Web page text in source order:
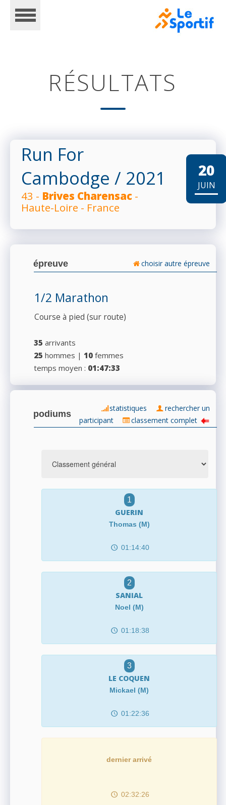
CALENDRIER
INSCRIPTIONS
RÉSULTATS
PLUS...
RÉSULTATS
Run For
Cambodge / 2021
43 - Brives Charensac -
Haute-Loire - France
20
JUIN
épreuve choisir autre épreuve
1/2 Marathon
Course à pied (sur route)
35 arrivants
25 hommes | 10 femmes
temps moyen : 01:47:33
podiums
statistiques
rechercher un
participant
classement complet
1
GUERIN
Thomas (M)
01:14:40
2
SANIAL
Noel (M)
01:18:38
3
LE COQUEN
Mickael (M)
01:22:36
dernier arrivé
02:32:26